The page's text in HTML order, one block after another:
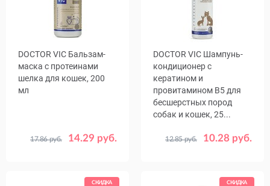
DOCTOR VIC Бальзам-
маска с протеинами
шелка для кошек, 200
мл
14.29 руб.
17.86 руб.
DOCTOR VIC Шампунь-
кондиционер с
кератином и
провитамином В5 для
бесшерстных пород
собак и кошек, 25...
10.28 руб.
12.85 руб.
СКИДКА СКИДКА